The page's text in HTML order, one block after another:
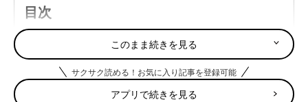
目次
ロタウイルスワクチンの初回接種は、14週6日までに
終わらせることが重要
ロタウイルス胃腸炎とはどんな病気？
このまま続きを見る
サクサク読める！お気に入り記事を登録可能
アプリで続きを見る